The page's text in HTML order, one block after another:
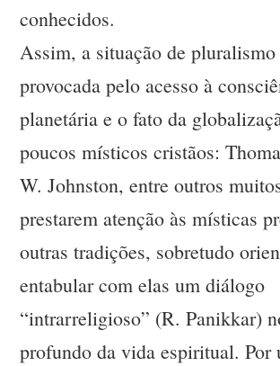
conhecidos.
Assim, a situação de
provocada pelo acesso à
planetária e o fato da
poucos místicos cristãos:
W. Johnston, entre outros
prestarem atenção às místicas
outras tradições, sobretudo
entabular com elas um diálogo
“intrarreligioso” (R. Panikkar)
profundo da vida espiritual. Por